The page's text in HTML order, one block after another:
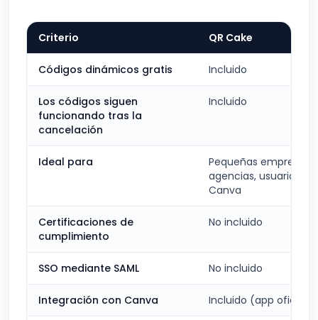
Criterio QR Cake
Códigos dinámicos gratis Incluido
Los códigos siguen
funcionando tras la
cancelación
Incluido
Ideal para
Pequeñas empresas,
agencias, usuarios de
Canva
Certificaciones de
cumplimiento
No incluido
SSO mediante SAML No incluido
Integración con Canva Incluido (app oficial)